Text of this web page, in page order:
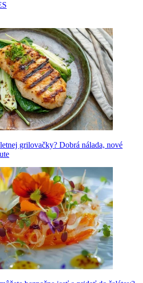
grilovačky? Dobrá nálada, nové